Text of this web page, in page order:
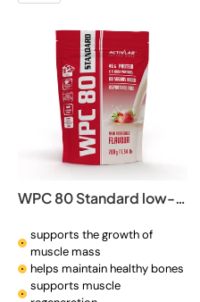
WPC 80 Standard low-sugar protein supplement
supports the growth of
muscle mass
helps maintain healthy bones
supports muscle